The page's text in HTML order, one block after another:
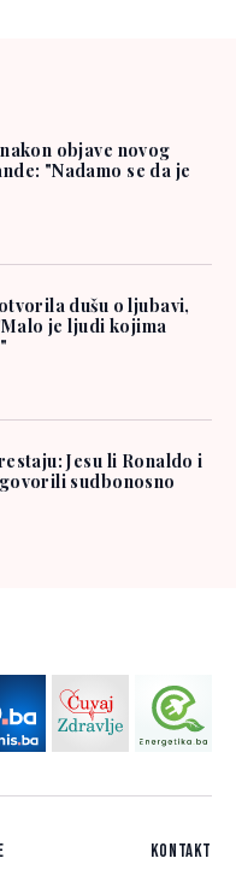
objave novog
"Nadamo se da je
dušu o ljubavi,
je ljudi kojima
Jesu li Ronaldo i
sudbonosno
Kontakt